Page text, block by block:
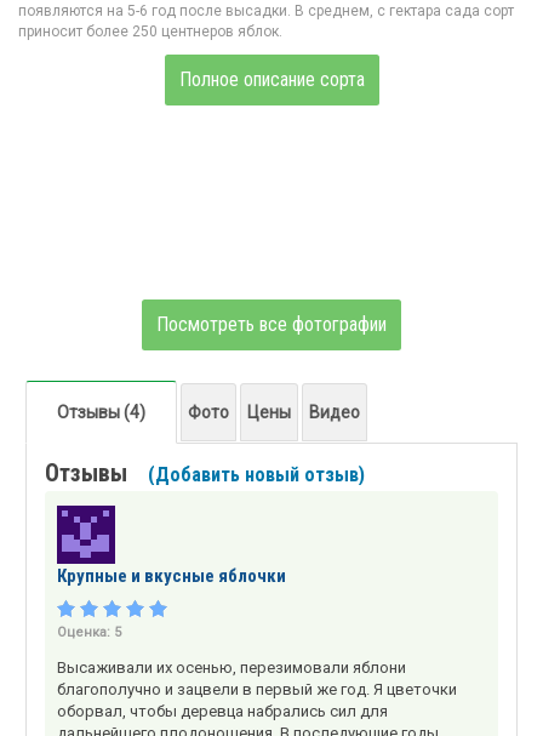
появляются на 5-6 год после высадки. В среднем, с гектара сада сорт
приносит более 250 центнеров яблок.
Полное описание сорта
Посмотреть все фотографии
Отзывы (4) Фото Цены Видео
Отзывы (Добавить новый отзыв)
Крупные и вкусные яблочки
Оценка: 5
Высаживали их осенью, перезимовали яблони
благополучно и зацвели в первый же год. Я цветочки
оборвал, чтобы деревца набрались сил для